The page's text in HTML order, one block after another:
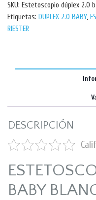
SKU: Estetoscopio dúplex 2.0
Etiquetas: DUPLEX 2.0 BABY,
RIESTER
DESCRIPCIÓN
BABY